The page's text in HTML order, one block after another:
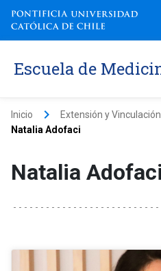
Escuela de
Inicio keyboard_arrow_right Extensión y
Natalia Adofaci
Natalia Adofaci